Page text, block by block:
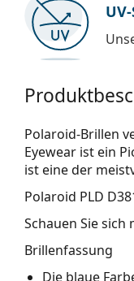
Polaroid-Brillen
Eyewear ist ein
ist eine der
Polaroid PLD
Schauen Sie
Brillenfassung
Die blaue